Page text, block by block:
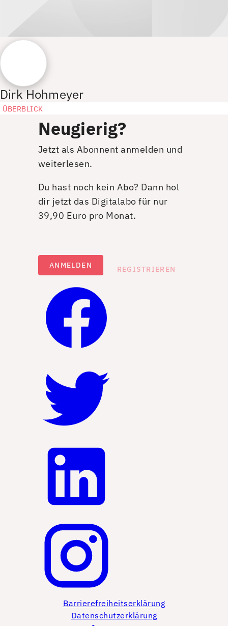
Dirk Hohmeyer
ÜBERBLICK
Neugierig?
Jetzt als Abonnent anmelden und
weiterlesen.
Du hast noch kein Abo? Dann hol
dir jetzt das Digitalabo für nur
39,90 Euro pro Monat.
ANMELDEN REGISTRIEREN
Barrierefreiheitserklärung
Datenschutzerklärung